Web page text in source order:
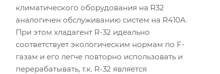
климатического оборудования на R32
аналогичен обслуживанию систем на R410A.
При этом хладагент R-32 идеально
соответствует экологическим нормам по F-
газам и его легче повторно использовать и
перерабатывать, т.к. R-32 является